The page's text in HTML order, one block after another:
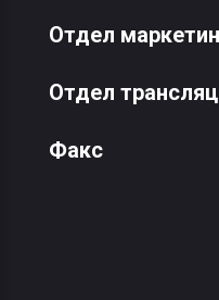
Отдел
Отдел
Факс(8-